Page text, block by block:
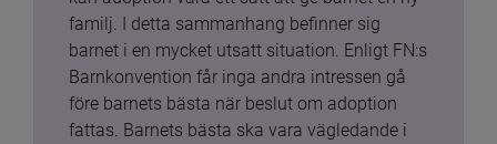
familj. I detta sammanhang befinner sig
barnet i en mycket utsatt situation. Enligt FN:s
Barnkonvention får inga andra intressen gå
före barnets bästa när beslut om adoption
fattas. Barnets bästa ska vara vägledande i